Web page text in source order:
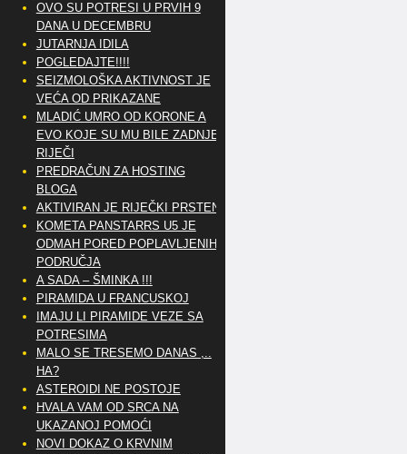
OVO SU POTRESI U PRVIH 9
DANA U DECEMBRU
JUTARNJA IDILA
POGLEDAJTE!!!!
SEIZMOLOŠKA AKTIVNOST JE
VEĆA OD PRIKAZANE
MLADIĆ UMRO OD KORONE A
EVO KOJE SU MU BILE ZADNJE
RIJEČI
PREDRAČUN ZA HOSTING
BLOGA
AKTIVIRAN JE RIJEČKI PRSTEN
KOMETA PANSTARRS U5 JE
ODMAH PORED POPLAVLJENIH
PODRUČJA
A SADA – ŠMINKA !!!
PIRAMIDA U FRANCUSKOJ
IMAJU LI PIRAMIDE VEZE SA
POTRESIMA
MALO SE TRESEMO DANAS ,..
HA?
ASTEROIDI NE POSTOJE
HVALA VAM OD SRCA NA
UKAZANOJ POMOĆI
NOVI DOKAZ O KRVNIM